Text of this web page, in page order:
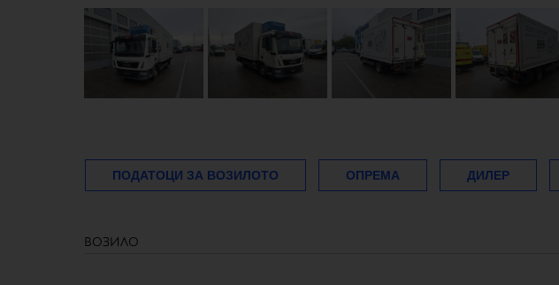
ПОДАТОЦИ ЗА ВОЗИЛОТО ОПРЕМА ДИЛЕР
возило